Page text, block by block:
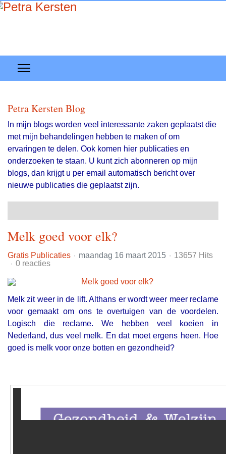
Petra Kersten Blog
In mijn blogs worden veel interessante zaken geplaatst die
met mijn behandelingen hebben te maken of om
ervaringen te delen. Ook komen hier publicaties en
onderzoeken te staan. U kunt zich abonneren op mijn
blogs, dan krijgt u per email automatisch bericht over
nieuwe publicaties die geplaatst zijn.
Melk goed voor elk?
Gratis Publicaties maandag 16 maart 2015
13657 Hits
0 reacties
Melk zit weer in de lift. Althans er wordt weer meer reclame
voor gemaakt om ons te overtuigen van de voordelen.
Logisch die reclame. We hebben veel koeien in
Nederland, dus veel melk. En dat moet ergens heen. Hoe
goed is melk voor onze botten en gezondheid?